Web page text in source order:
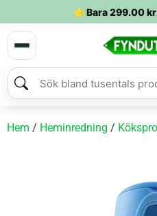
⭐ Bara299.00kr
Hem / Heminredning /